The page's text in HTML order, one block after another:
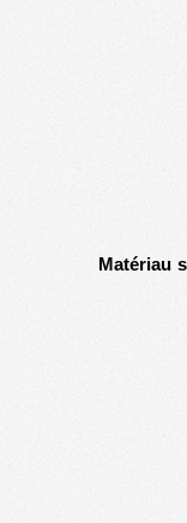
Matériau